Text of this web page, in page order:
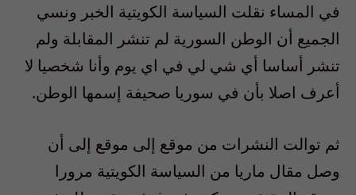
في المساء نقلت السياسة الكويتية الخبر ونسي
الجميع أن الوطن السورية لم تنشر المقابلة ولم
تنشر أساسا أي شي لي في اي يوم وأنا شخصيا لا
أعرف اصلا بأن في سوريا صحيفة إسمها الوطن.
ثم توالت النشرات من موقع إلى موقع إلى أن
وصل مقال ماريا من السياسة الكويتية مرورا